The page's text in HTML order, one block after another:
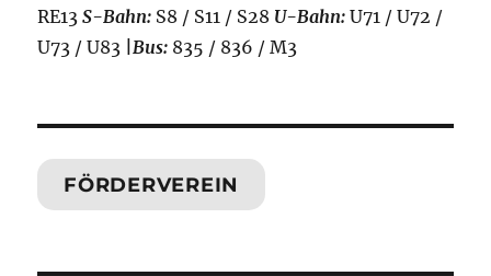
RE13S-Bahn: S8 / S11 / S28 U-Bahn: U71 / U72 /
U73 / U83 |Bus: 835 / 836 / M3
FÖRDERVEREIN